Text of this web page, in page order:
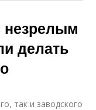
незрелым
делать
так и заводского